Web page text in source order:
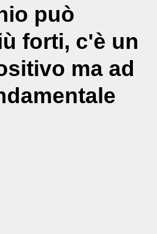
può
forti, c'è un
ma ad